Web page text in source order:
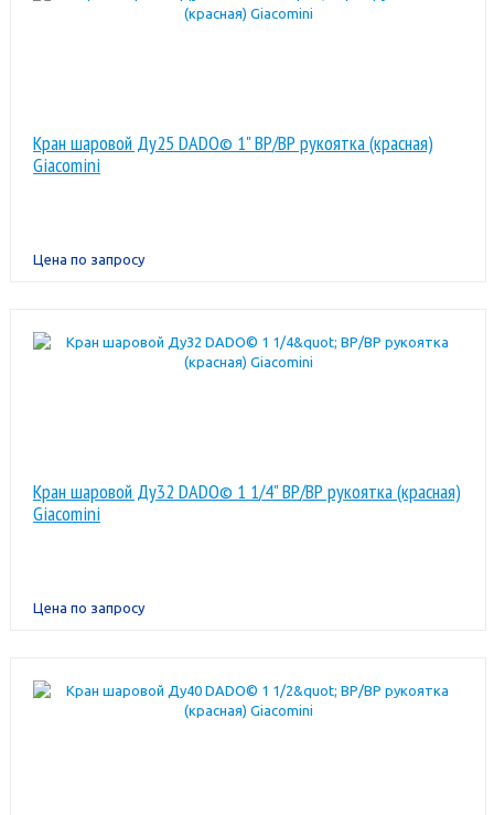
Кран шаровой Ду25 DADO© 1" ВР/ВР рукоятка (красная)
Giacomini
Цена по запросу
Кран шаровой Ду32 DADO© 1 1/4" ВР/ВР рукоятка (красная)
Giacomini
Цена по запросу